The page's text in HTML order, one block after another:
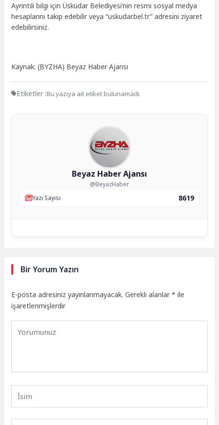
Ayrıntılı bilgi için Üsküdar Belediyesi’nin resmi sosyal medya
hesaplarını takip edebilir veya “uskudar.bel.tr” adresini ziyaret
edebilirsiniz.
Kaynak: (BYZHA) Beyaz Haber Ajansı
Etiketler :Bu yazıya ait etiket bulunamadı.
Beyaz Haber Ajansı
@BeyazHaber
Yazı Sayısı
8619
Bir Yorum Yazın
E-posta adresiniz yayınlanmayacak. Gerekli alanlar* ile
işaretlenmişlerdir